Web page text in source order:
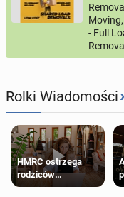
- Full
Rolki Wiadomości›
HMRC ostrzega
rodziców
pobierających Child